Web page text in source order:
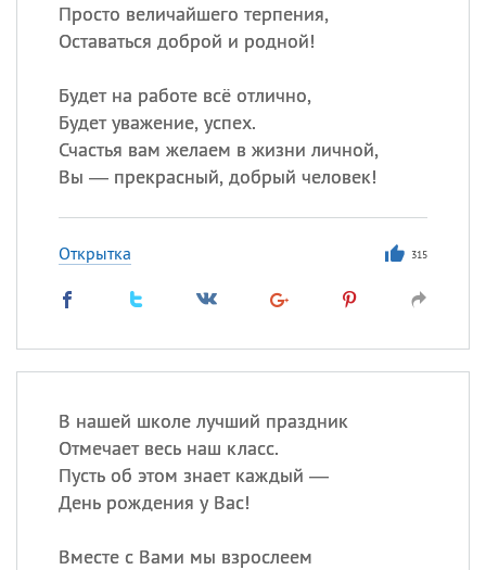
Просто величайшего терпения,
Оставаться доброй и родной!
Будет на работе всё отлично,
Будет уважение, успех.
Счастья вам желаем в жизни личной,
Вы — прекрасный, добрый человек!
Открытка 315
В нашей школе лучший праздник
Отмечает весь наш класс.
Пусть об этом знает каждый —
День рождения у Вас!
Вместе с Вами мы взрослеем